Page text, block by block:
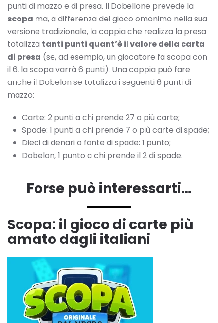
punti di mazzo e di presa. Il Dobellone prevede la
scopa ma, a differenza del gioco omonimo nella sua
versione tradizionale, la coppia che realizza la presa
totalizza tanti punti quant’è il valore della carta
di presa (se, ad esempio, un giocatore fa scopa con
il 6, la scopa varrà 6 punti). Una coppia può fare
anche il Dobelon se totalizza i seguenti 6 punti di
mazzo:
Carte: 2 punti a chi prende 27 o più carte;
Spade: 1 punti a chi prende 7 o più carte di spade;
Dieci di denari o fante di spade: 1 punto;
Dobelon, 1 punto a chi prende il 2 di spade.
Forse può interessarti…
Scopa: il gioco di carte più
amato dagli italiani